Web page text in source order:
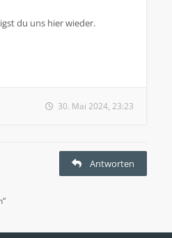
du uns hier wieder.
30. Mai 2024, 23:23
Antworten